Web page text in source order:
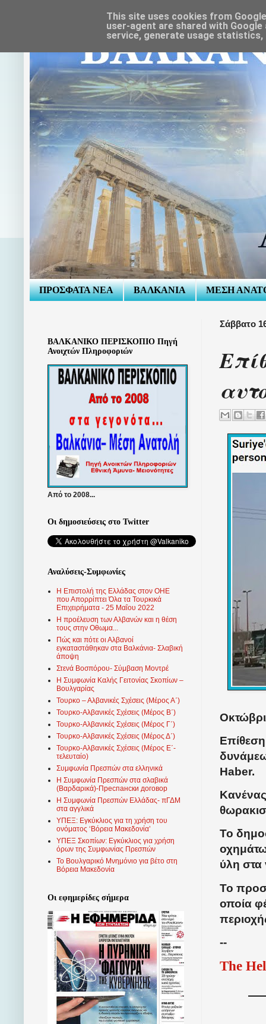
ΠΡΟΣΦΑΤΑ ΝΕΑ ΒΑΛΚΑΝΙΑ ΜΕΣΗ
Σάββατο
Haber.
Το
ύλη στα
Το
οποία
--
The
ΒΑΛΚΑΝΙΚΟ ΠΕΡΙΣΚΟΠΙΟ Πηγή
Ανοιχτών Πληροφοριών
Από το 2008...
Οι δημοσιεύσεις στο Twitter
Αναλύσεις-Συμφωνίες
Η Επιστολή της Ελλάδας στον ΟΗΕ
που Απορρίπτει Όλα τα Τουρκικά
Επιχειρήματα - 25 Μαΐου 2022
Η προέλευση των Αλβανών και η θέση
τους στην Οθωμα...
Πώς και πότε οι Αλβανοί
εγκαταστάθηκαν στα Βαλκάνια- Σλαβική
άποψη
Στενά Βοσπόρου- Σύμβαση Μοντρέ
Η Συμφωνία Καλής Γειτονίας Σκοπίων –
Βουλγαρίας
Τουρκο – Αλβανικές Σχέσεις (Mέρος Α΄)
Τουρκο-Αλβανικές Σχέσεις (Μέρος Β΄)
Τουρκο-Αλβανικές Σχέσεις (Μέρος Γ΄)
Τουρκο-Αλβανικές Σχέσεις (Μέρος Δ΄)
Τουρκο-Αλβανικές Σχέσεις (Μέρος Ε΄-
τελευταίο)
Συμφωνία Πρεσπών στα ελληνικά
Η Συμφωνία Πρεσπών στα σλαβικά
(Βαρδαρικά)-Преспански договор
Η Συμφωνία Πρεσπών Ελλάδας- πΓΔΜ
στα αγγλικά
ΥΠΕΞ: Εγκύκλιος για τη χρήση του
ονόματος ‘Βόρεια Μακεδονία’
ΥΠΕΞ Σκοπίων: Εγκύκλιος για χρήση
όρων της Συμφωνίας Πρεσπών
Το Βουλγαρικό Μνημόνιο για βέτο στη
Βόρεια Μακεδονία
Οι εφημερίδες σήμερα
This site uses cookies from
user-agent are shared with
service, generate usage statistics,